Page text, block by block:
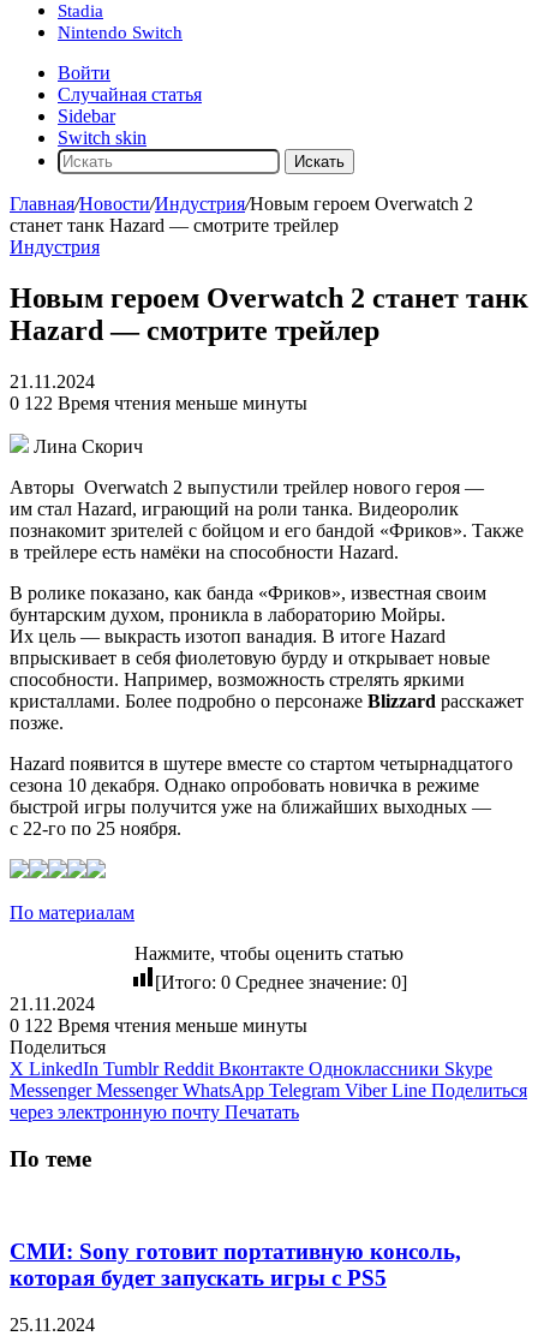
Stadia
Nintendo Switch
Войти
Случайная статья
Sidebar
Switch skin
Искать
Главная/Новости/Индустрия/Новым героем Overwatch 2
станет танк Hazard — смотрите трейлер
Индустрия
Новым героем Overwatch 2 станет танк
Hazard — смотрите трейлер
21.11.2024
0 122 Время чтения меньше минуты
Лина Скорич
Авторы Overwatch 2 выпустили трейлер нового героя —
им стал Hazard, играющий на роли танка. Видеоролик
познакомит зрителей с бойцом и его бандой «Фриков». Также
в трейлере есть намёки на способности Hazard.
В ролике показано, как банда «Фриков», известная своим
бунтарским духом, проникла в лабораторию Мойры.
Их цель — выкрасть изотоп ванадия. В итоге Hazard
впрыскивает в себя фиолетовую бурду и открывает новые
способности. Например, возможность стрелять яркими
кристаллами. Более подробно о персонаже Blizzard расскажет
позже.
Hazard появится в шутере вместе со стартом четырнадцатого
сезона 10 декабря. Однако опробовать новичка в режиме
быстрой игры получится уже на ближайших выходных —
с 22-го по 25 ноября.
По материалам
Нажмите, чтобы оценить статью
[Итого: 0 Среднее значение: 0]
21.11.2024
0 122 Время чтения меньше минуты
Поделиться
X LinkedIn Tumblr Reddit Вконтакте Одноклассники Skype
Messenger Messenger WhatsApp Telegram Viber Line Поделиться
через электронную почту Печатать
По теме
СМИ: Sony готовит портативную консоль,
которая будет запускать игры с PS5
25.11.2024